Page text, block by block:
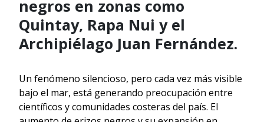
negros en zonas como
Quintay, Rapa Nui y el
Archipiélago Juan Fernández.
Un fenómeno silencioso, pero cada vez más visible
bajo el mar, está generando preocupación entre
científicos y comunidades costeras del país. El